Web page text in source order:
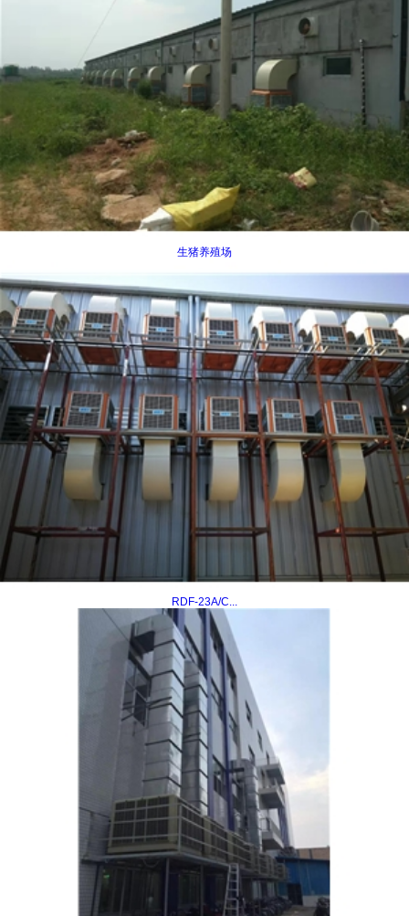
生猪养殖场
RDF-23A/C...